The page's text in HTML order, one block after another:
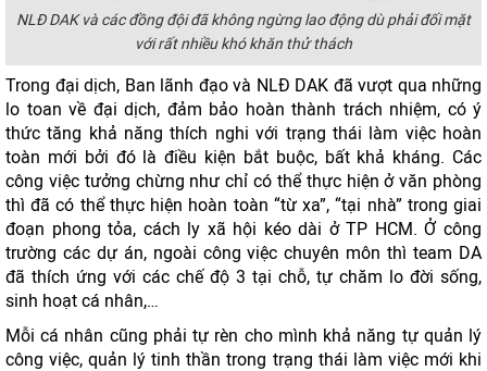
NLĐ DAK và các đồng đội đã không ngừng lao động dù phải đối mặt
với rất nhiều khó khăn thử thách
Trong đại dịch, Ban lãnh đạo và NLĐ DAK đã vượt qua những
lo toan về đại dịch, đảm bảo hoàn thành trách nhiệm, có ý
thức tăng khả năng thích nghi với trạng thái làm việc hoàn
toàn mới bởi đó là điều kiện bắt buộc, bất khả kháng. Các
công việc tưởng chừng như chỉ có thể thực hiện ở văn phòng
thì đã có thể thực hiện hoàn toàn “từ xa”, “tại nhà” trong giai
đoạn phong tỏa, cách ly xã hội kéo dài ở TP HCM. Ở công
trường các dự án, ngoài công việc chuyên môn thì team DA
đã thích ứng với các chế độ 3 tại chỗ, tự chăm lo đời sống,
sinh hoạt cá nhân,…
Mỗi cá nhân cũng phải tự rèn cho mình khả năng tự quản lý
công việc, quản lý tinh thần trong trạng thái làm việc mới khi